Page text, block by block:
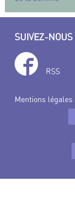
SUIVEZ-NOUS
RSS
Mentions légales